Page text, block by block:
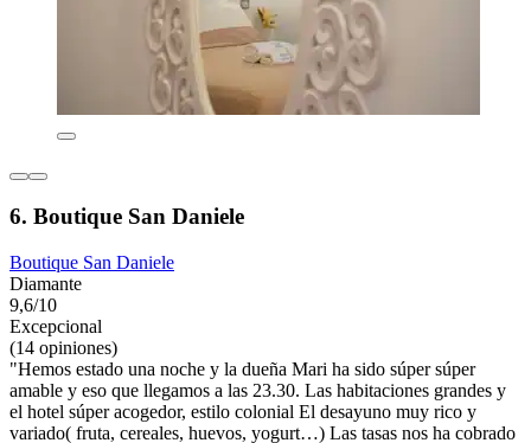
6. Boutique San Daniele
Boutique San Daniele
Diamante
9,6/10
Excepcional
(14 opiniones)
"Hemos estado una noche y la dueña Mari ha sido súper súper
amable y eso que llegamos a las 23.30. Las habitaciones grandes y
el hotel súper acogedor, estilo colonial El desayuno muy rico y
variado( fruta, cereales, huevos, yogurt…) Las tasas nos ha cobrado